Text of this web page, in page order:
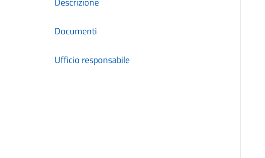
Documenti
Ufficio responsabile